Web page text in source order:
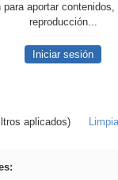
para aportar
reproducción...
Iniciar sesión
Arquitectura
aplicados)